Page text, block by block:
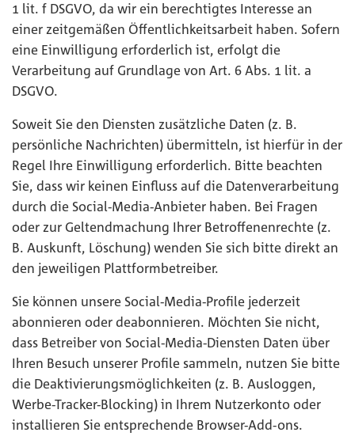
1 lit. f DSGVO, da wir ein berechtigtes Interesse an
einer zeitgemäßen Öffentlichkeitsarbeit haben. Sofern
eine Einwilligung erforderlich ist, erfolgt die
Verarbeitung auf Grundlage von Art. 6 Abs. 1 lit. a
DSGVO.
Soweit Sie den Diensten zusätzliche Daten (z. B.
persönliche Nachrichten) übermitteln, ist hierfür in der
Regel Ihre Einwilligung erforderlich. Bitte beachten
Sie, dass wir keinen Einfluss auf die Datenverarbeitung
durch die Social-Media-Anbieter haben. Bei Fragen
oder zur Geltendmachung Ihrer Betroffenenrechte (z.
B. Auskunft, Löschung) wenden Sie sich bitte direkt an
den jeweiligen Plattformbetreiber.
Sie können unsere Social-Media-Profile jederzeit
abonnieren oder deabonnieren. Möchten Sie nicht,
dass Betreiber von Social-Media-Diensten Daten über
Ihren Besuch unserer Profile sammeln, nutzen Sie bitte
die Deaktivierungsmöglichkeiten (z. B. Ausloggen,
Werbe-Tracker-Blocking) in Ihrem Nutzerkonto oder
installieren Sie entsprechende Browser-Add-ons.